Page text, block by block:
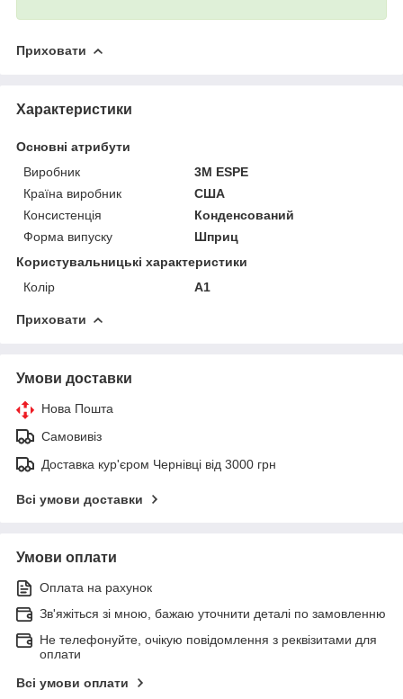
Приховати
Характеристики
Основні атрибути
Виробник
3M ESPE
Країна виробник
США
Консистенція
Конденсований
Форма випуску
Шприц
Користувальницькі характеристики
Колір
A1
Приховати
Умови доставки
Нова Пошта
Самовивіз
Доставка кур'єром Чернівці від 3000 грн
Всі умови доставки
Умови оплати
Оплата на рахунок
Зв'яжіться зі мною, бажаю уточнити деталі по замовленню
Не телефонуйте, очікую повідомлення з реквізитами для
оплати
Всі умови оплати